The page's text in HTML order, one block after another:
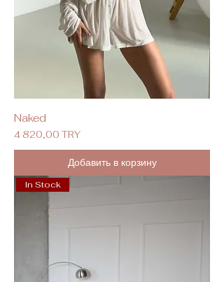
Naked
Цена
4 820,00 TRY
Добавить в корзину
In Stock